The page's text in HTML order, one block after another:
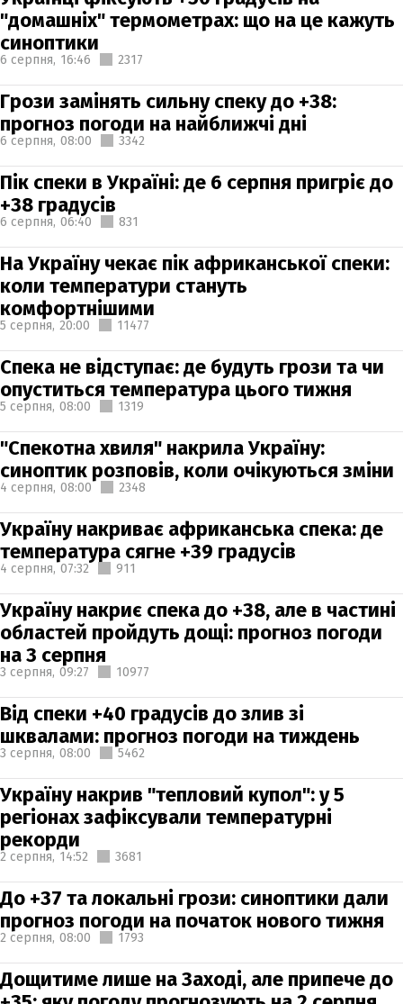
"домашніх" термометрах: що на це кажуть
синоптики
6 серпня, 16:46 2317
Грози замінять сильну спеку до +38:
прогноз погоди на найближчі дні
6 серпня, 08:00 3342
Пік спеки в Україні: де 6 серпня пригріє до
+38 градусів
6 серпня, 06:40 831
На Україну чекає пік африканської спеки:
коли температури стануть
комфортнішими
5 серпня, 20:00 11477
Спека не відступає: де будуть грози та чи
опуститься температура цього тижня
5 серпня, 08:00 1319
"Спекотна хвиля" накрила Україну:
синоптик розповів, коли очікуються зміни
4 серпня, 08:00 2348
Україну накриває африканська спека: де
температура сягне +39 градусів
4 серпня, 07:32 911
Україну накриє спека до +38, але в частині
областей пройдуть дощі: прогноз погоди
на 3 серпня
3 серпня, 09:27 10977
Від спеки +40 градусів до злив зі
шквалами: прогноз погоди на тиждень
3 серпня, 08:00 5462
Україну накрив "тепловий купол": у 5
регіонах зафіксували температурні
рекорди
2 серпня, 14:52 3681
До +37 та локальні грози: синоптики дали
прогноз погоди на початок нового тижня
2 серпня, 08:00 1793
Дощитиме лише на Заході, але припече до